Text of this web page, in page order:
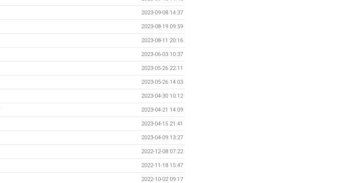
2023-09-08 14:37
2023-08-19 09:59
2023-08-11 20:16
2023-06-03 10:37
2023-05-26 22:11
2023-05-26 14:03
2023-04-30 10:12
2023-04-21 14:09
2023-04-15 21:41
2023-04-09 13:27
2022-12-08 07:22
2022-11-18 15:47
2022-10-02 09:17